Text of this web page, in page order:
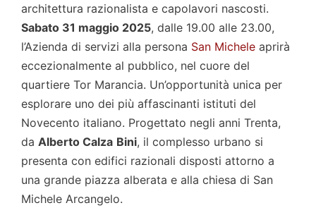
architettura razionalista e capolavori nascosti.
Sabato 31 maggio 2025, dalle 19.00 alle 23.00,
l’Azienda di servizi alla persona San Michele aprirà
eccezionalmente al pubblico, nel cuore del
quartiere Tor Marancia. Un’opportunità unica per
esplorare uno dei più affascinanti istituti del
Novecento italiano. Progettato negli anni Trenta,
da Alberto Calza Bini, il complesso urbano si
presenta con edifici razionali disposti attorno a
una grande piazza alberata e alla chiesa di San
Michele Arcangelo.